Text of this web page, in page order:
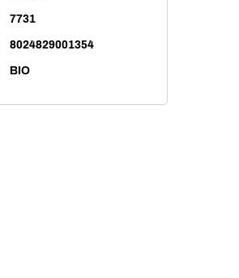
7731
8024829001354
BIO